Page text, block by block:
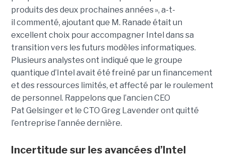
produits des deux prochaines années », a-t-
il commenté, ajoutant que M. Ranade était un
excellent choix pour accompagner Intel dans sa
transition vers les futurs modèles informatiques.
Plusieurs analystes ont indiqué que le groupe
quantique d’Intel avait été freiné par un financement
et des ressources limités, et affecté par le roulement
de personnel. Rappelons que l’ancien CEO
Pat Gelsinger et le CTO Greg Lavender ont quitté
l’entreprise l’année dernière.
Incertitude sur les avancées d’Intel